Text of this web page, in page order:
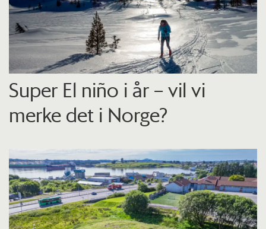
Super El niño i år – vil vi
merke det i Norge?